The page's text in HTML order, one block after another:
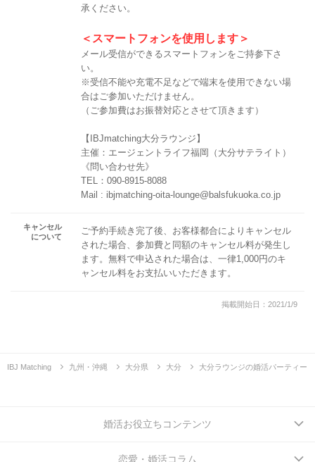
承ください。
＜スマートフォンを使用します＞
メール受信ができるスマートフォンをご持参下さ
い。
※受信不能や充電不足などで端末を使用できない場
合はご参加いただけません。
（ご参加費はお振替対応とさせて頂きます）
【IBJmatching大分ラウンジ】
主催：エージェントライフ福岡（大分サテライト）
《問い合わせ先》
TEL：090-8915-8088
Mail : ibjmatching-oita-lounge@balsfukuoka.co.jp
キャンセル
について
ご予約手続き完了後、お客様都合によりキャンセル
された場合、参加費と同額のキャンセル料が発生し
ます。無料で申込された場合は、一律1,000円のキ
ャンセル料をお支払いいただきます。
掲載開始日：2021/1/9
IBJ Matching 九州・沖縄 大分県 大分 大分ラウンジの婚活パーティー
婚活お役立ちコンテンツ
恋愛・婚活コラム